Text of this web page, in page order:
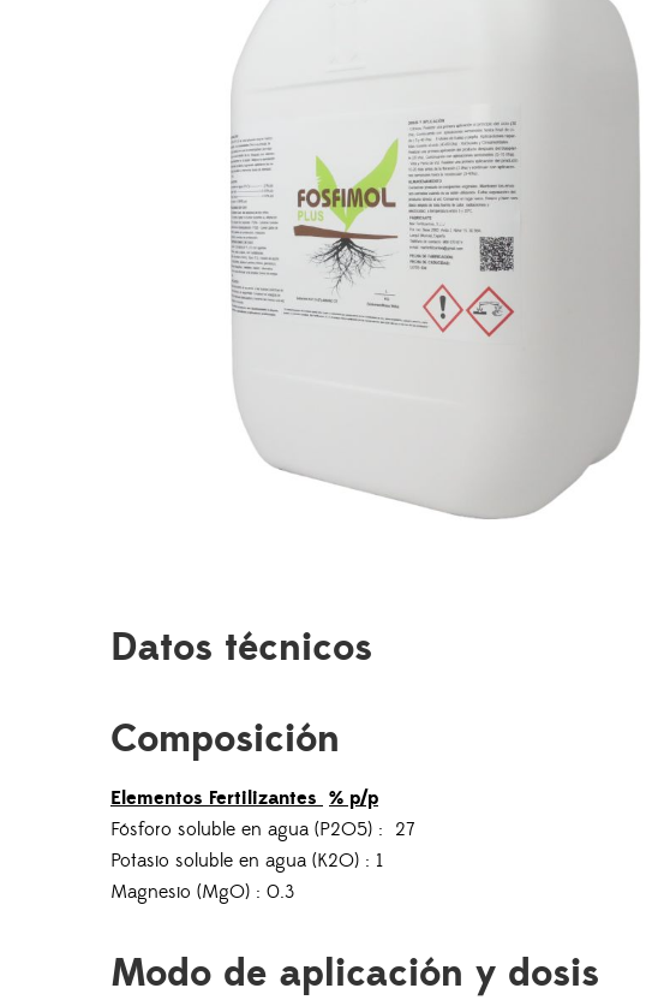
Datos técnicos
Composición
Elementos Fertilizantes % p/p
Fósforo soluble en agua (P2O5) : 27
Potasio soluble en agua (K2O) : 1
Magnesio (MgO) : 0.3
Modo de aplicación y dosis